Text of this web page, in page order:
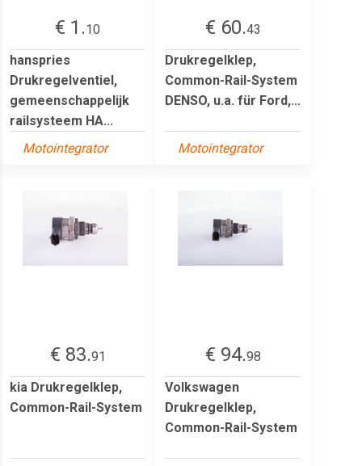
€ 1.10
hanspries
Drukregelventiel,
gemeenschappelijk
railsysteem HA...
Motointegrator
€ 60.43
Drukregelklep,
Common-Rail-System
DENSO, u.a. für Ford,...
Motointegrator
€ 83.91
kia Drukregelklep,
Common-Rail-System
€ 94.98
Volkswagen
Drukregelklep,
Common-Rail-System